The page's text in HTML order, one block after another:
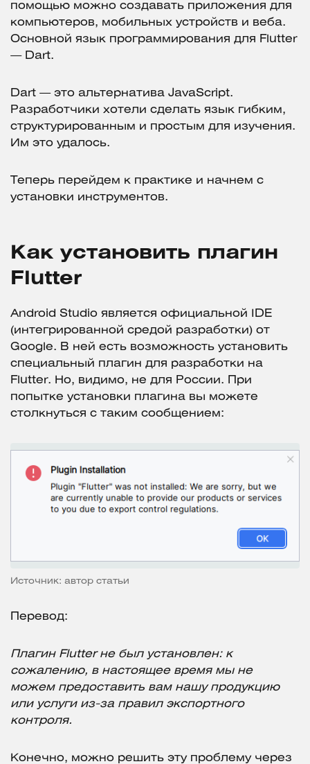
помощью можно создавать приложения для
компьютеров, мобильных устройств и веба.
Основной язык программирования для Flutter
— Dart.
Dart — это альтернатива JavaScript.
Разработчики хотели сделать язык гибким,
структурированным и простым для изучения.
Им это удалось.
Теперь перейдем к практике и начнем с
установки инструментов.
Как установить плагин
Flutter
Android Studio является официальной IDE
(интегрированной средой разработки) от
Google. В ней есть возможность установить
специальный плагин для разработки на
Flutter. Но, видимо, не для России. При
попытке установки плагина вы можете
столкнуться с таким сообщением:
Источник: автор статьи
Перевод:
Плагин Flutter не был установлен: к
сожалению, в настоящее время мы не
можем предоставить вам нашу продукцию
или услуги из-за правил экспортного
контроля.
Конечно, можно решить эту проблему через